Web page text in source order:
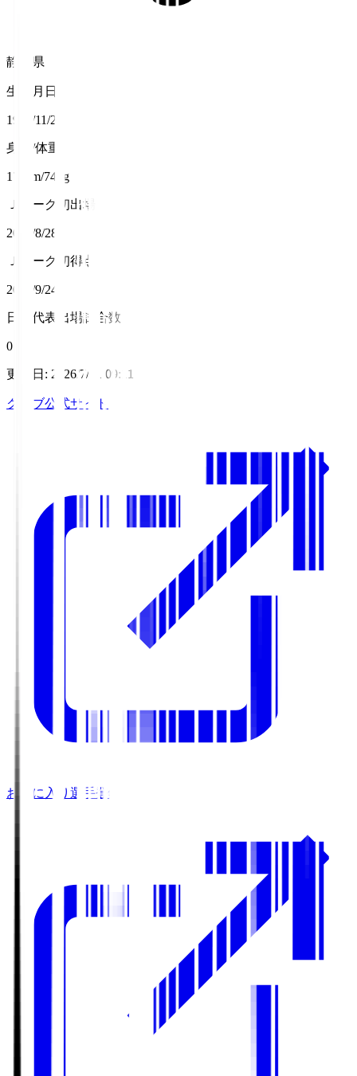
静岡県
生年月日
1996/11/21
身長/体重
179cm/74kg
Ｊリーグ初出場
2021/8/28
Ｊリーグ初得点
2023/9/24
日本代表出場試合数
0
更新日 : 2026/7/31 09:11
クラブ公式サイト
お気に入り選手登録